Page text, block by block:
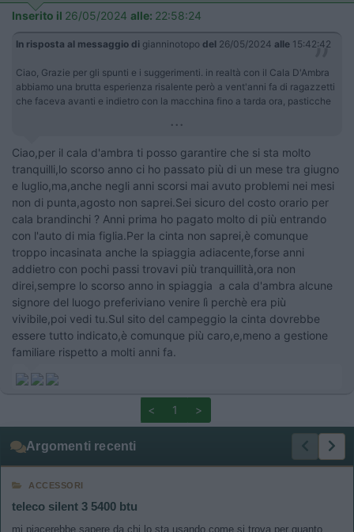
Inserito il 26/05/2024 alle: 22:58:24
In risposta al messaggio di gianninotopo del 26/05/2024 alle 15:42:42
Ciao, Grazie per gli spunti e i suggerimenti. in realtà con il Cala D'Ambra
abbiamo una brutta esperienza risalente però a vent'anni fa di ragazzetti
che faceva avanti e indietro con la macchina fino a tarda ora, pasticche
...
Ciao,per il cala d'ambra ti posso garantire che si sta molto
tranquilli,lo scorso anno ci ho passato più di un mese tra giugno
e luglio,ma,anche negli anni scorsi mai avuto problemi nei mesi
non di punta,agosto non saprei.Sei sicuro del costo orario per
cala brandinchi ? Anni prima ho pagato molto di più entrando
con l'auto di mia figlia.Per la cinta non saprei,è comunque
troppo incasinata anche la spiaggia adiacente,forse anni
addietro con pochi passi trovavi più tranquillità,ora non
direi,sempre lo scorso anno in spiaggia a cala d'ambra alcune
signore del luogo preferiviano venire lì perchè era più
vivibile,poi vedi tu.Sul sito del campeggio la cinta dovrebbe
essere tutto indicato,è comunque più caro,e,meno a gestione
familiare rispetto a molti anni fa.
< 1 >
Argomenti recenti
ACCESSORI
teleco silent 3 5400 btu
mi piacerebbe sapere da chi lo sta usando come si trova,per quanto